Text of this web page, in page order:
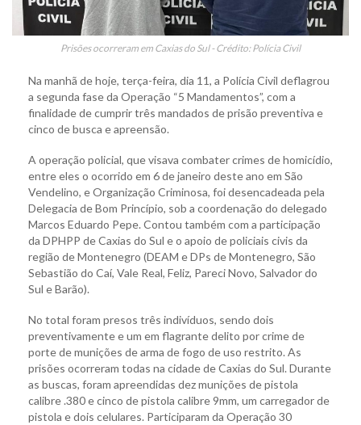
Prisões ocorreram em Caxias do Sul - Crédito: Polícia Civil
Na manhã de hoje, terça-feira, dia 11, a Polícia Civil deflagrou
a segunda fase da Operação “5 Mandamentos”, com a
finalidade de cumprir três mandados de prisão preventiva e
cinco de busca e apreensão.
A operação policial, que visava combater crimes de homicídio,
entre eles o ocorrido em 6 de janeiro deste ano em São
Vendelino, e Organização Criminosa, foi desencadeada pela
Delegacia de Bom Princípio, sob a coordenação do delegado
Marcos Eduardo Pepe. Contou também com a participação
da DPHPP de Caxias do Sul e o apoio de policiais civis da
região de Montenegro (DEAM e DPs de Montenegro, São
Sebastião do Caí, Vale Real, Feliz, Pareci Novo, Salvador do
Sul e Barão).
No total foram presos três indivíduos, sendo dois
preventivamente e um em flagrante delito por crime de
porte de munições de arma de fogo de uso restrito. As
prisões ocorreram todas na cidade de Caxias do Sul. Durante
as buscas, foram apreendidas dez munições de pistola
calibre .380 e cinco de pistola calibre 9mm, um carregador de
pistola e dois celulares. Participaram da Operação 30